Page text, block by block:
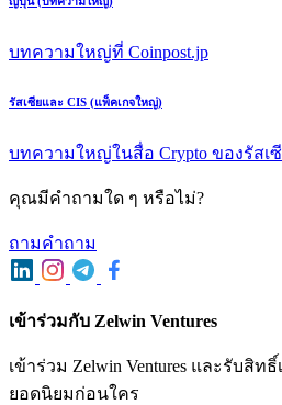
บทความใหญ่ที่ Coinpost.jp
รัสเซียและ CIS (แพ็คเกจใหญ่)
บทความใหญ่ในสื่อ Crypto ของรัสเ
คุณมีคําถามใด ๆ หรือไม่?
ถามคําถาม
เข้าร่วมกับ Zelwin Ventures
เข้าร่วม Zelwin Ventures และรับสิท
ยอดนิยมก่อนใคร